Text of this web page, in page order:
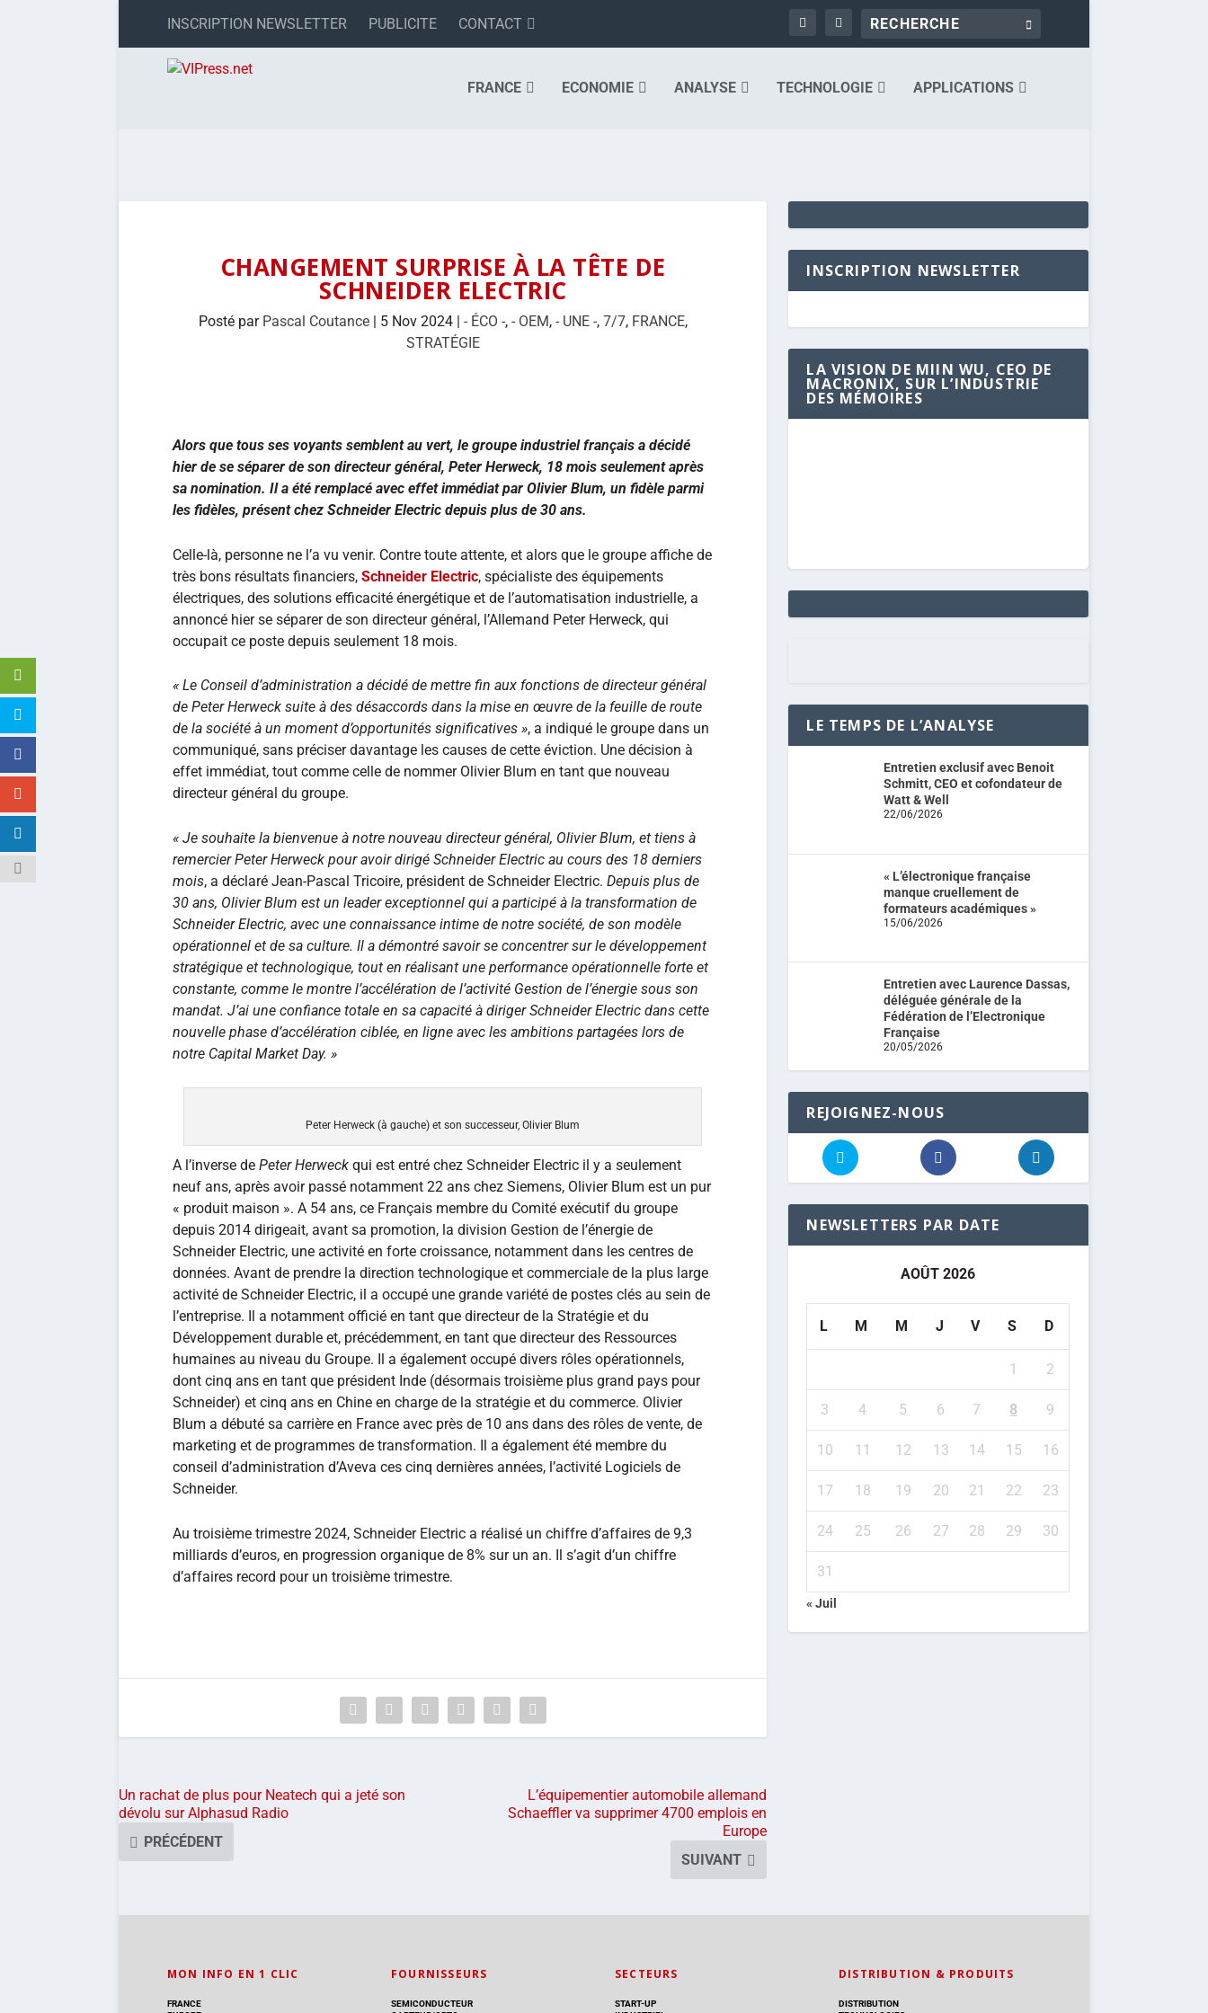
INSCRIPTION NEWSLETTER PUBLICITE CONTACT
FRANCE ECONOMIE ANALYSE TECHNOLOGIE APPLICATIONS
CHANGEMENT SURPRISE À LA TÊTE DE
SCHNEIDER ELECTRIC
Posté par Pascal Coutance| 5 Nov 2024| - ÉCO -, - OEM, - UNE -, 7/7, FRANCE,
STRATÉGIE
Alors que tous ses voyants semblent au vert, le groupe industriel français a décidé
hier de se séparer de son directeur général, Peter Herweck, 18 mois seulement après
sa nomination. Il a été remplacé avec effet immédiat par Olivier Blum, un fidèle parmi
les fidèles, présent chez Schneider Electric depuis plus de 30 ans.
Celle-là, personne ne l’a vu venir. Contre toute attente, et alors que le groupe affiche de
très bons résultats financiers, Schneider Electric, spécialiste des équipements
électriques, des solutions efficacité énergétique et de l’automatisation industrielle, a
annoncé hier se séparer de son directeur général, l’Allemand Peter Herweck, qui
occupait ce poste depuis seulement 18 mois.
« Le Conseil d’administration a décidé de mettre fin aux fonctions de directeur général
de Peter Herweck suite à des désaccords dans la mise en œuvre de la feuille de route
de la société à un moment d’opportunités significatives », a indiqué le groupe dans un
communiqué, sans préciser davantage les causes de cette éviction. Une décision à
effet immédiat, tout comme celle de nommer Olivier Blum en tant que nouveau
directeur général du groupe.
« Je souhaite la bienvenue à notre nouveau directeur général, Olivier Blum, et tiens à
remercier Peter Herweck pour avoir dirigé Schneider Electric au cours des 18 derniers
mois, a déclaré Jean-Pascal Tricoire, président de Schneider Electric. Depuis plus de
30 ans, Olivier Blum est un leader exceptionnel qui a participé à la transformation de
Schneider Electric, avec une connaissance intime de notre société, de son modèle
opérationnel et de sa culture. Il a démontré savoir se concentrer sur le développement
stratégique et technologique, tout en réalisant une performance opérationnelle forte et
constante, comme le montre l’accélération de l’activité Gestion de l’énergie sous son
mandat. J’ai une confiance totale en sa capacité à diriger Schneider Electric dans cette
nouvelle phase d’accélération ciblée, en ligne avec les ambitions partagées lors de
notre Capital Market Day. »
Peter Herweck (à gauche) et son successeur, Olivier Blum
A l’inverse de Peter Herweck qui est entré chez Schneider Electric il y a seulement
neuf ans, après avoir passé notamment 22 ans chez Siemens, Olivier Blum est un pur
« produit maison ». A 54 ans, ce Français membre du Comité exécutif du groupe
depuis 2014 dirigeait, avant sa promotion, la division Gestion de l’énergie de
Schneider Electric, une activité en forte croissance, notamment dans les centres de
données. Avant de prendre la direction technologique et commerciale de la plus large
activité de Schneider Electric, il a occupé une grande variété de postes clés au sein de
l’entreprise. Il a notamment officié en tant que directeur de la Stratégie et du
Développement durable et, précédemment, en tant que directeur des Ressources
humaines au niveau du Groupe. Il a également occupé divers rôles opérationnels,
dont cinq ans en tant que président Inde (désormais troisième plus grand pays pour
Schneider) et cinq ans en Chine en charge de la stratégie et du commerce. Olivier
Blum a débuté sa carrière en France avec près de 10 ans dans des rôles de vente, de
marketing et de programmes de transformation. Il a également été membre du
conseil d’administration d’Aveva ces cinq dernières années, l’activité Logiciels de
Schneider.
Au troisième trimestre 2024, Schneider Electric a réalisé un chiffre d’affaires de 9,3
milliards d’euros, en progression organique de 8% sur un an. Il s’agit d’un chiffre
d’affaires record pour un troisième trimestre.
Un rachat de plus pour Neatech qui a jeté son
dévolu sur Alphasud Radio
PRÉCÉDENT
L’équipementier automobile allemand
Schaeffler va supprimer 4700 emplois en
Europe
SUIVANT
INSCRIPTION NEWSLETTER
LA VISION DE MIIN WU, CEO DE
MACRONIX, SUR L’INDUSTRIE
DES MÉMOIRES
LE TEMPS DE L’ANALYSE
Entretien exclusif avec Benoit
Schmitt, CEO et cofondateur de
Watt & Well
22/06/2026
« L’électronique française
manque cruellement de
formateurs académiques »
15/06/2026
Entretien avec Laurence Dassas,
déléguée générale de la
Fédération de l’Electronique
Française
20/05/2026
REJOIGNEZ-NOUS
NEWSLETTERS PAR DATE
AOÛT 2026
L M M J V S D
1 2
3 4 5 6 7 8 9
10 11 12 13 14 15 16
17 18 19 20 21 22 23
24 25 26 27 28 29 30
31
« Juil
MON INFO EN 1 CLIC
FRANCE
FOURNISSEURS
SEMICONDUCTEUR
SECTEURS
START-UP
DISTRIBUTION & PRODUITS
DISTRIBUTION